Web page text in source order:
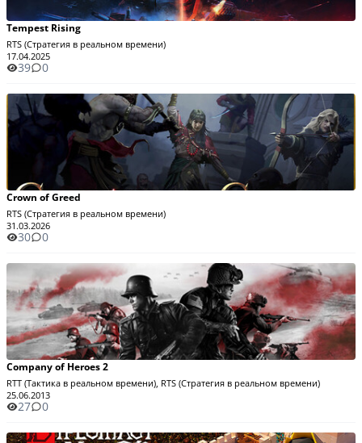
Tempest Rising
RTS (Стратегия в реальном времени)
17.04.2025
39 0
Crown of Greed
RTS (Стратегия в реальном времени)
31.03.2026
30 0
Company of Heroes 2
RTT (Тактика в реальном времени), RTS (Стратегия в реальном времени)
25.06.2013
27 0